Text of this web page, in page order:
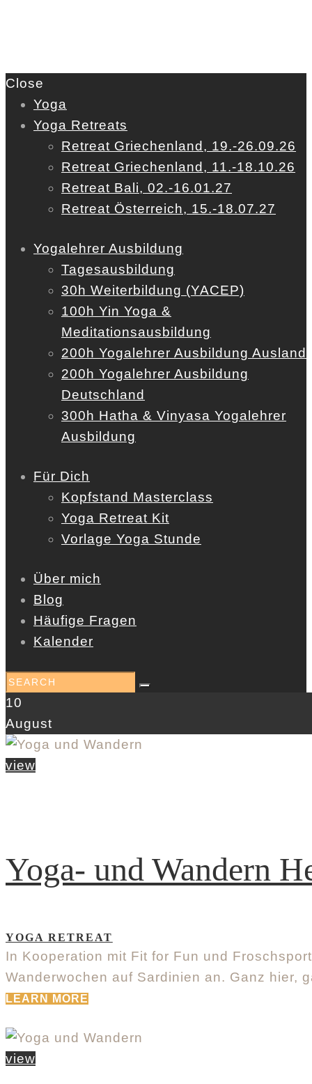
Close
Yoga
Yoga Retreats
Retreat Griechenland, 19.-26.09.26
Retreat Griechenland, 11.-18.10.26
Retreat Bali, 02.-16.01.27
Retreat Österreich, 15.-18.07.27
Yogalehrer Ausbildung
Tagesausbildung
30h Weiterbildung (YACEP)
100h Yin Yoga &
Meditationsausbildung
200h Yogalehrer Ausbildung Ausland
200h Yogalehrer Ausbildung
Deutschland
300h Hatha & Vinyasa Yogalehrer
Ausbildung
Für Dich
Kopfstand Masterclass
Yoga Retreat Kit
Vorlage Yoga Stunde
Über mich
Blog
Häufige Fragen
Kalender
10
August
view
Yoga- und Wandern
YOGA RETREAT
In Kooperation mit Fit for Fun und
Wanderwochen auf Sardinien an. Ganz hier,
LEARN MORE
view